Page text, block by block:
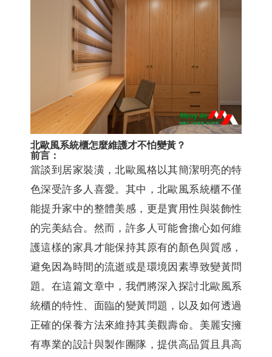
北歐風系統櫃怎麼維護才不怕變黃？
前言：
當談到居家裝潢，北歐風格以其簡潔明亮的特
色深受許多人喜愛。其中，北歐風系統櫃不僅
能提升家中的整體美感，更是實用性與裝飾性
的完美結合。然而，許多人可能會擔心如何維
護這樣的家具才能保持其原有的顏色與質感，
避免因為時間的流逝或是環境因素導致變黃問
題。在這篇文章中，我們將深入探討北歐風系
統櫃的特性、面臨的變黃問題，以及如何透過
正確的保養方法來維持其美觀壽命。美麗安擁
有專業的設計與製作團隊，提供高品質且具高